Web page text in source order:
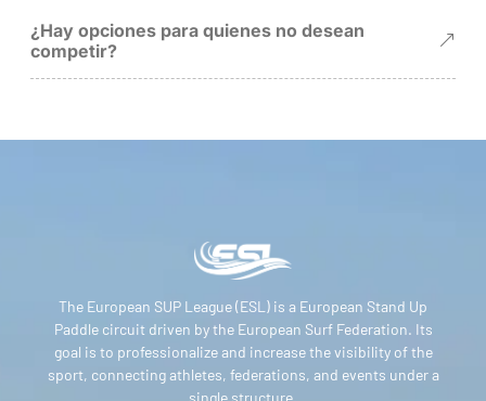
¿Hay opciones para quienes no desean
competir?
The European SUP League (ESL) is a European Stand Up
Paddle circuit driven by the European Surf Federation. Its
goal is to professionalize and increase the visibility of the
sport, connecting athletes, federations, and events under a
single structure.